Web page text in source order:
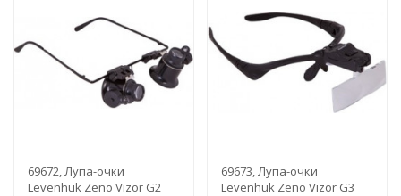
69672, Лупа-очки
Levenhuk Zeno Vizor G2
69673, Лупа-очки
Levenhuk Zeno Vizor G3